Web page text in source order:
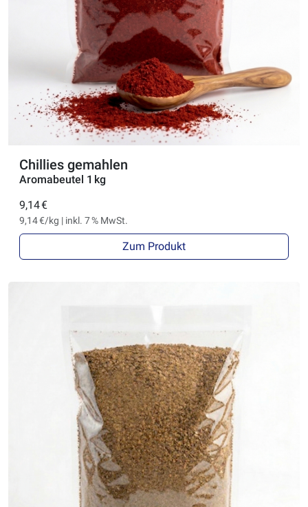
Chillies gemahlen
Aromabeutel 1 kg
9,14 €
9,14 €/kg | inkl. 7 % MwSt.
Zum Produkt